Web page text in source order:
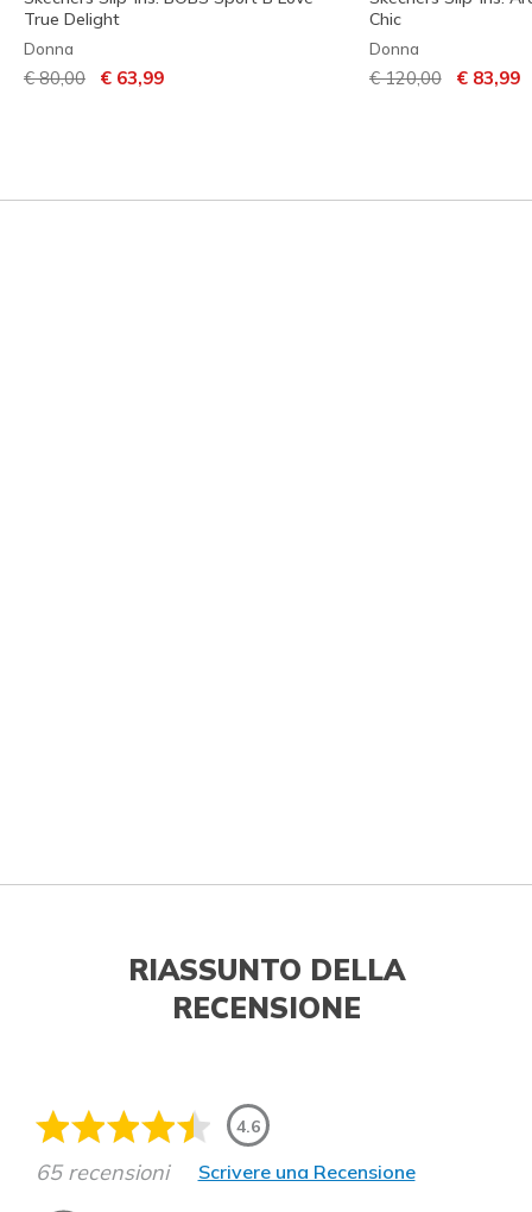
True Delight
Donna
Prezzo ridotto da
€ 80,00 per
€ 63,99
Chic
Donna
Prezzo ridotto da
€ 120,00per€ 83,99
RIASSUNTO DELLA
RECENSIONE
4.6
65 recensioni Scrivere una Recensione